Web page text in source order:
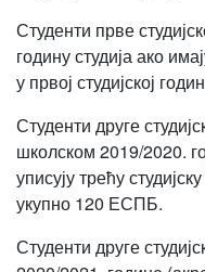
Студенти прве
годину студија ако
у првој студијској
Студенти друге
школском 2019/2020.
уписују трећу
укупно 120 ЕСПБ.
Студенти друге